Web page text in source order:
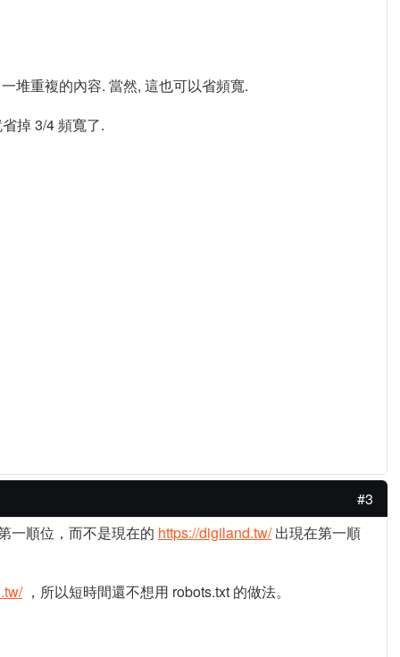
堆重複的內容. 當然, 這也可以省頻寬.
掉 3/4 頻寬了.
#3
一順位，而不是現在的 https://digiland.tw/出現在第一順
，所以短時間還不想用 robots.txt 的做法。